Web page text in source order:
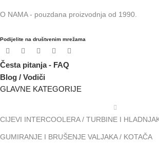
O NAMA - pouzdana proizvodnja od 1990.
Podijelite na društvenim mrežama
Česta pitanja - FAQ
Blog / Vodiči
GLAVNE KATEGORIJE
CIJEVI INTERCOOLERA / TURBINE I
GUMIRANJE I BRUŠENJE VALJAKA / KOTAČA